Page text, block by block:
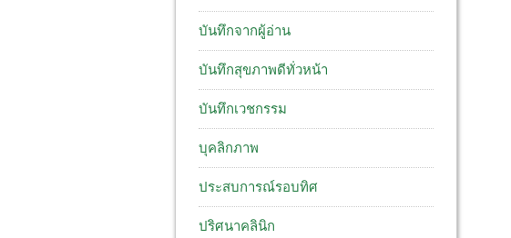
บันทึกจากผู้อ่าน
บันทึกสุขภาพดีทั่วหน้า
บันทึกเวชกรรม
บุคลิกภาพ
ประสบการณ์รอบทิศ
ปริศนาคลินิก